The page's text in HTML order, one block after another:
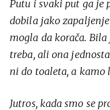
Putu i svaki put ga je
dobila jako
mogla da korača.
treba, ali ona
ni do toaleta, a kamo
Jutros, kada smo se